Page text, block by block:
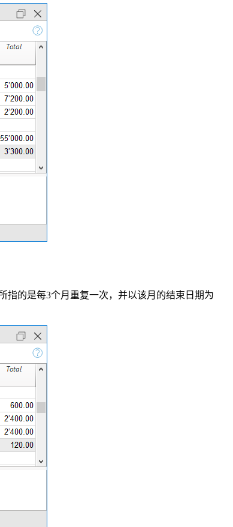
指的是每3个月重复一次，并以该月的结束日期为